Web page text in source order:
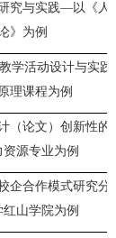
究与实践—以《人
》为例
学活动设计与实践
理课程为例
（论文）创新性的
源专业为例
企合作模式研究分
山学院为例